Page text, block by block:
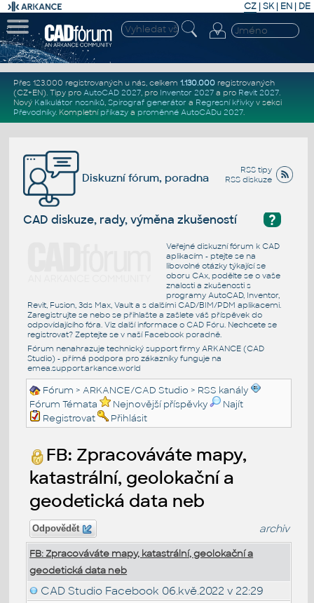
CZ | SK| EN | DE
Přes 123.000 registrovaných u nás, celkem 1.130.000registrovaných
(CZ+EN). Tipy pro AutoCAD 2027, pro Inventor 2027a pro Revit 2027.
Nový Kalkulátor nosníků, Spirograf generátor a Regresní křivkyv sekci
Převodníky. Kompletní příkazya proměnné AutoCADu 2027.
RSS tipy
RSS diskuze
Diskuzní fórum, poradna
?
CAD diskuze, rady, výměna zkušeností
Veřejné diskuzní fórum k CAD
aplikacím - ptejte se na
libovolné otázky týkající se
oboru CAx, podělte se o vaše
znalosti a zkušenosti s
programy AutoCAD, Inventor,
Revit, Fusion, 3ds Max, Vault a s dalšími CAD/BIM/PDM aplikacemi.
Zaregistrujte se nebo se přihlašte a zašlete váš příspěvek do
odpovídajícího fóra. Viz další informace o CAD Fóru. Nechcete se
registrovat? Zeptejte se v naší Facebook poradně.
Fórum nenahrazuje technický support firmy ARKANCE (CAD
Studio) - přímá podpora pro zákazníky funguje na
emea.support.arkance.world
Fórum >ARKANCE/CAD Studio > RSS kanály
Fórum Témata
Nejnovější příspěvky
Najít
Registrovat
Přihlásit
FB: Zpracováváte mapy,
katastrální, geolokační a
geodetická data neb
Odpovědět archiv
FB: Zpracováváte mapy, katastrální, geolokační a
geodetická data neb
CAD Studio Facebook 06.kvě.2022 v 22:29